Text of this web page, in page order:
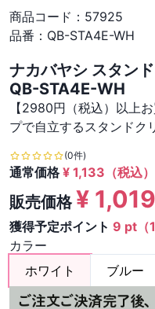
商品コード： 57925
品番： QB-STA4E-WH
ナカバヤシ スタン
QB-STA4E-WH
【2980円（税込）以上
プで自立するスタンドク
(0件)
通常価格¥ 1,133 （税込）
販売価格¥ 1,019
獲得予定ポイント 9 pt（
カラー
ホワイト
ブルー